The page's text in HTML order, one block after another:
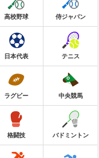
高校野球 侍ジャパン
日本代表 テニス
ラグビー 中央競馬
格闘技 バドミントン